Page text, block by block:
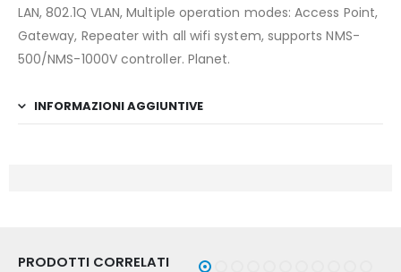
LAN, 802.1Q VLAN, Multiple operation modes: Access Point,
Gateway, Repeater with all wifi system, supports NMS-
500/NMS-1000V controller. Planet.
INFORMAZIONI AGGIUNTIVE
PRODOTTI CORRELATI